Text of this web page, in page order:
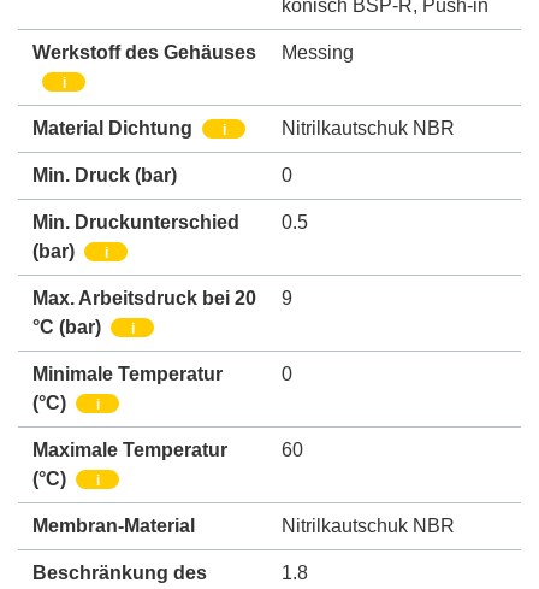
konisch BSP-R, Push-in
Werkstoff des Gehäuses
i
Messing
Material Dichtung i Nitrilkautschuk NBR
Min. Druck (bar) 0
Min. Druckunterschied
(bar)
i
0.5
Max. Arbeitsdruck bei 20
°C (bar)
i
9
Minimale Temperatur
(°C)
i
0
Maximale Temperatur
(°C)
i
60
Membran-Material Nitrilkautschuk NBR
Beschränkung des
1.8